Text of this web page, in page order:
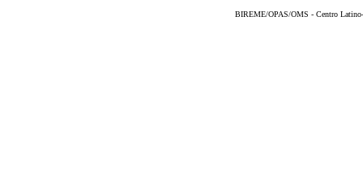
BIREME/OPAS/OMS - Centro Latino-